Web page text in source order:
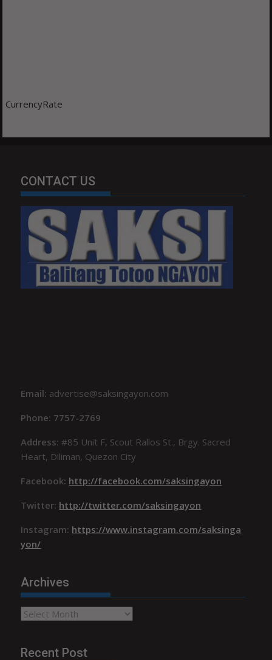
CurrencyRate
CONTACT US
Email: advertise@saksingayon.com
Phone: 7757-2769
Address:#85 Unit F, Scout Rallos St., Brgy. Sacred
Heart, Diliman, Quezon City
Facebook: http://facebook.com/saksingayon
Twitter: http://twitter.com/saksingayon
Instagram: https://www.instagram.com/saksinga
yon/
Archives
Archives
Recent Post